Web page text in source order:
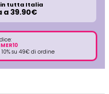
Eugène Perma
Euro Marbel
Euro Stil
in tutta Italia
a 39.90€
su 49€ di ordine